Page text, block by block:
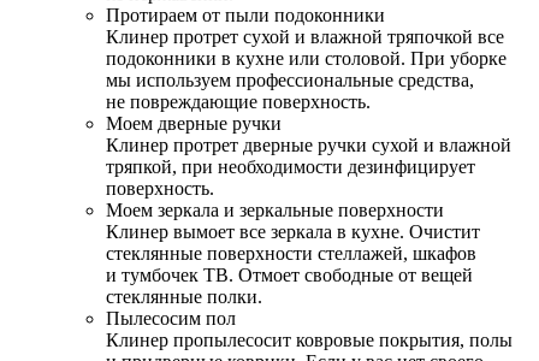
Протираем от пыли подоконники
Клинер протрет сухой и влажной тряпочкой все
подоконники в кухне или столовой. При уборке
мы используем профессиональные средства,
не повреждающие поверхность.
Моем дверные ручки
Клинер протрет дверные ручки сухой и влажной
тряпкой, при необходимости дезинфицирует
поверхность.
Моем зеркала и зеркальные поверхности
Клинер вымоет все зеркала в кухне. Очистит
стеклянные поверхности стеллажей, шкафов
и тумбочек ТВ. Отмоет свободные от вещей
стеклянные полки.
Пылесосим пол
Клинер пропылесосит ковровые покрытия, полы